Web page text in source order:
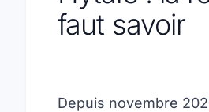
faut savoir
Depuis novembre